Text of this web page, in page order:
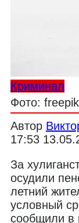
Криминал
Фото:
Автор
17:53
За
осудили
летний
условный
сообщили в